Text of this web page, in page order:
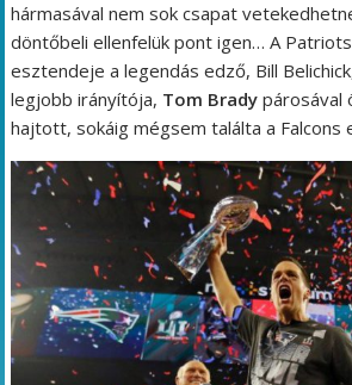
hármasával nem sok csapat
döntőbeli ellenfelük pont igen… A
esztendeje a legendás edző, Bill
legjobb irányítója, Tom Brady párosával
hajtott, sokáig mégsem találta a Falcons